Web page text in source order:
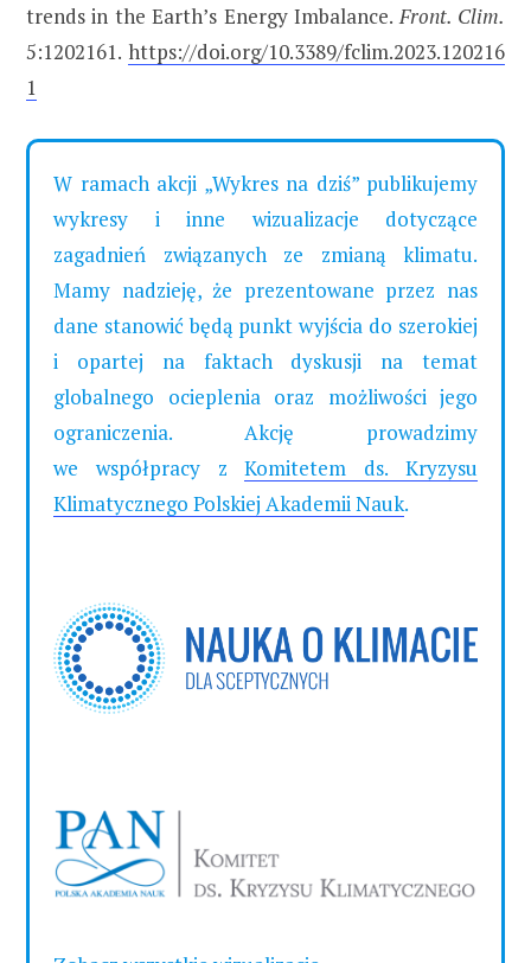
trends in the Earth’s Energy Imbalance.Front. Clim.
5:1202161. https://doi.org/10.3389/fclim.2023.120216
1
W ramach akcji „Wykres na dziś” publikujemy
wykresy i inne wizualizacje dotyczące
zagadnień związanych ze zmianą klimatu.
Mamy nadzieję, że prezentowane przez nas
dane stanowić będą punkt wyjścia do szerokiej
i opartej na faktach dyskusji na temat
globalnego ocieplenia oraz możliwości jego
ograniczenia. Akcję prowadzimy
we współpracy zKomitetem ds. Kryzysu
Klimatycznego Polskiej Akademii Nauk.